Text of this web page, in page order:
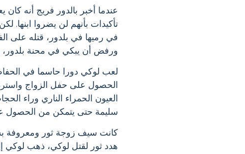
عندما أخبر بالدور فريج أنه
تأكيدات بأنهم لن يضروا ابنها.
في رميها في بلدور، قتله على
ورفض أن يبكي في محنة بلدور،
لعب لوكي دورا حاسما في
الحصول على حفل الزواج
العيون الحمراء الناري وراء
سليمة حتى يتمكن من
كانت سيف زوجة ثور ومعروفة
هدد ثور لقتل لوكي، ذهب لوكي